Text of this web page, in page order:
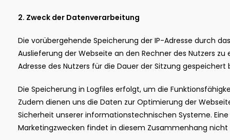
2. Zweck der Datenverarbeitung
Die vorübergehende Speicherung der IP-Adresse durch
Auslieferung der Webseite an den Rechner des Nutzers
Adresse des Nutzers für die Dauer der Sitzung gespeichert
Die Speicherung in Logfiles erfolgt, um die
Zudem dienen uns die Daten zur Optimierung der
Sicherheit unserer informationstechnischen Systeme.
Marketingzwecken findet in diesem Zusammenhang